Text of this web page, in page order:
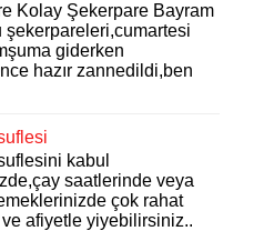
Kolay Şekerpare Bayram
şekerpareleri,cumartesi
giderken
hazır zannedildi,ben
kabul
saatlerinde veya
çok rahat
afiyetle yiyebilirsiniz..